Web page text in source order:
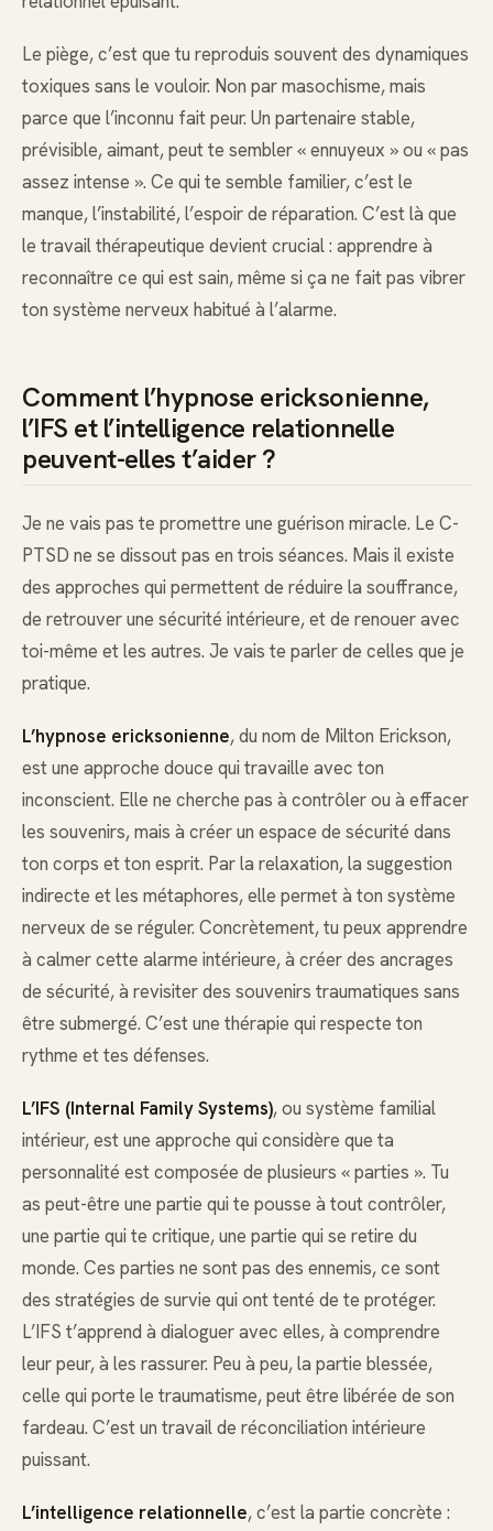
Le piège, c’est que tu reproduis souvent des dynamiques
toxiques sans le vouloir. Non par masochisme, mais
parce que l’inconnu fait peur. Un partenaire stable,
prévisible, aimant, peut te sembler « ennuyeux » ou « pas
assez intense ». Ce qui te semble familier, c’est le
manque, l’instabilité, l’espoir de réparation. C’est là que
le travail thérapeutique devient crucial : apprendre à
reconnaître ce qui est sain, même si ça ne fait pas vibrer
ton système nerveux habitué à l’alarme.
Comment l’hypnose ericksonienne,
l’IFS et l’intelligence relationnelle
peuvent-elles t’aider ?
Je ne vais pas te promettre une guérison miracle. Le C-
PTSD ne se dissout pas en trois séances. Mais il existe
des approches qui permettent de réduire la souffrance,
de retrouver une sécurité intérieure, et de renouer avec
toi-même et les autres. Je vais te parler de celles que je
pratique.
L’hypnose ericksonienne, du nom de Milton Erickson,
est une approche douce qui travaille avec ton
inconscient. Elle ne cherche pas à contrôler ou à effacer
les souvenirs, mais à créer un espace de sécurité dans
ton corps et ton esprit. Par la relaxation, la suggestion
indirecte et les métaphores, elle permet à ton système
nerveux de se réguler. Concrètement, tu peux apprendre
à calmer cette alarme intérieure, à créer des ancrages
de sécurité, à revisiter des souvenirs traumatiques sans
être submergé. C’est une thérapie qui respecte ton
rythme et tes défenses.
L’IFS (Internal Family Systems), ou système familial
intérieur, est une approche qui considère que ta
personnalité est composée de plusieurs « parties ». Tu
as peut-être une partie qui te pousse à tout contrôler,
une partie qui te critique, une partie qui se retire du
monde. Ces parties ne sont pas des ennemis, ce sont
des stratégies de survie qui ont tenté de te protéger.
L’IFS t’apprend à dialoguer avec elles, à comprendre
leur peur, à les rassurer. Peu à peu, la partie blessée,
celle qui porte le traumatisme, peut être libérée de son
fardeau. C’est un travail de réconciliation intérieure
puissant.
L’intelligence relationnelle, c’est la partie concrète :